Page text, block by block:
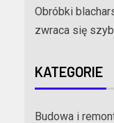
Obróbki
zwraca się
KATEGORIE
Budowa i